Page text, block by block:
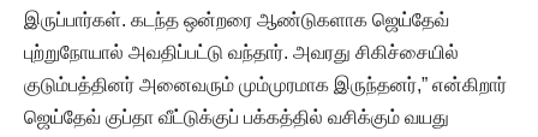
இருப்பார்கள். கடந்த ஒன்றரை ஆண்டுகளாக ஜெய்தேவ்
புற்றுநோயால் அவதிப்பட்டு வந்தார். அவரது சிகிச்சையில்
குடும்பத்தினர் அனைவரும் மும்முரமாக இருந்தனர்,” என்கிறார்
ஜெய்தேவ் குப்தா வீட்டுக்குப் பக்கத்தில் வசிக்கும் வயது